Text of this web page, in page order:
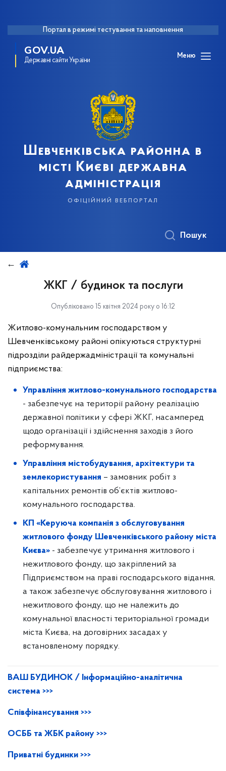
Портал в режимі тестування та наповнення
GOV.UA
Державні сайти України
Меню
Шевченківська районна в
місті Києві державна
адміністрація
офіційний вебпортал
Пошук
ЖКГ / будинок та послуги
Опубліковано 15 квітня 2024 року о 16:12
Житлово-комунальним господарством у
Шевченківському районі опікуються структурні
підрозділи райдержадміністрації та комунальні
підприємства:
Управління житлово-комунального господарства
- забезпечує на території району реалізацію
державної політики у сфері ЖКГ, насамперед
щодо організації і здійснення заходів з його
реформування.
Управління містобудування, архітектури та
землекористування – замовник робіт з
капітальних ремонтів об’єктів житлово-
комунального господарства.
КП «Керуюча компанія з обслуговування
житлового фонду Шевченківського району міста
Києва» - забезпечує утримання житлового і
нежитлового фонду, що закріплений за
Підприємством на праві господарського відання,
а також забезпечує обслуговування житлового і
нежитлового фонду, що не належить до
комунальної власності територіальної громади
міста Києва, на договірних засадах у
встановленому порядку.
ВАШ БУДИНОК / Інформаційно-аналітична
система >>>
Співфінансування >>>
ОСББ та ЖБК району >>>
Приватні будинки >>>